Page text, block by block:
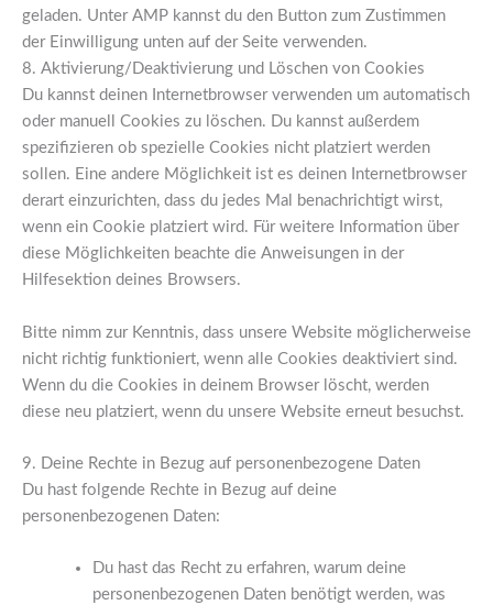
geladen. Unter AMP kannst du den Button zum Zustimmen
der Einwilligung unten auf der Seite verwenden.
8. Aktivierung/Deaktivierung und Löschen von Cookies
Du kannst deinen Internetbrowser verwenden um automatisch
oder manuell Cookies zu löschen. Du kannst außerdem
spezifizieren ob spezielle Cookies nicht platziert werden
sollen. Eine andere Möglichkeit ist es deinen Internetbrowser
derart einzurichten, dass du jedes Mal benachrichtigt wirst,
wenn ein Cookie platziert wird. Für weitere Information über
diese Möglichkeiten beachte die Anweisungen in der
Hilfesektion deines Browsers.
Bitte nimm zur Kenntnis, dass unsere Website möglicherweise
nicht richtig funktioniert, wenn alle Cookies deaktiviert sind.
Wenn du die Cookies in deinem Browser löscht, werden
diese neu platziert, wenn du unsere Website erneut besuchst.
9. Deine Rechte in Bezug auf personenbezogene Daten
Du hast folgende Rechte in Bezug auf deine
personenbezogenen Daten:
Du hast das Recht zu erfahren, warum deine
personenbezogenen Daten benötigt werden, was